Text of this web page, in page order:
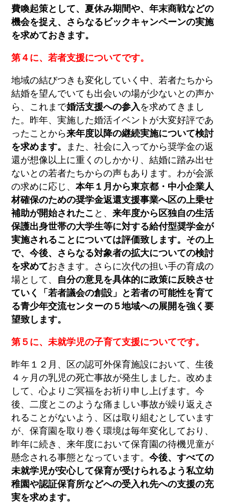
費喚起策として、夏休み期間や、年末商戦などの
機会を捉え、さらなるビックキャンペーンの実施
を求めておきます。
第４に、若者支援についてです。
地域の結びつきも変化していく中、若者たちから
結婚を望んでいても出会いの場が少ないとの声か
ら、これまで婚活支援への参入を求めてきまし
た。昨年、実施した婚活イベントが大変好評であ
ったことから来年度以降の継続実施について検討
を求めます。
また、社会に入ってから奨学金の返
還が想像以上に重くのしかかり、結婚に踏み出せ
ないとの若者たちからの声もあります。わが会派
の求めに応じ、本年１月から東京都・中小企業人
材確保のための奨学金返還支援事業へ区の上乗せ
補助が開始されたこ と、来年度から区独自の生活
保護出身世帯の大学生等に対する給付型奨学金が
実施されることについては評価致します。その上
で、今後、さらなる対象者の拡大についての検討
を求めておきます。さらに次代の担い手の育成の
場として、 自分の意見を具体的に政策に反映させ
ていく「若者議会の創設」と若者の可能性を育て
る青少年交流センターの５地域への展開を強く要
望致します。
第５に、未就学児の子育て支援についてです。
昨年１２月、区の認可外保育施設において、生後
４ヶ月の乳児の死亡事故が発生しました。改めま
して、心よりご冥福をお祈り申し上げます。今
後、二度とこのような痛ましい事故が繰り返えさ
れることがないよう、区は取り組むとしています
が、保育園を取り巻く環境は毎年変化しており、
昨年に続き、来年度において保育園の待機児童が
懸念される事態となっています。今後、すべての
未就学児が安心して保育が受けられるよう私立幼
稚園や認証保育所などへの受入れ先への支援の充
実を求めます。